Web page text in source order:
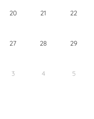
20 21 22
27 28 29
3 4 5